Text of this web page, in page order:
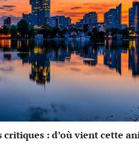
: d’où vient cette